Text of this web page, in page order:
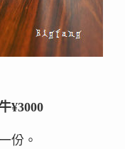
¥3000
份。